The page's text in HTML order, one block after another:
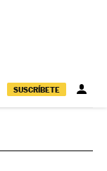
SUSCRÍBETE